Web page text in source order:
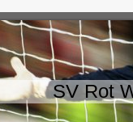
SV Rot